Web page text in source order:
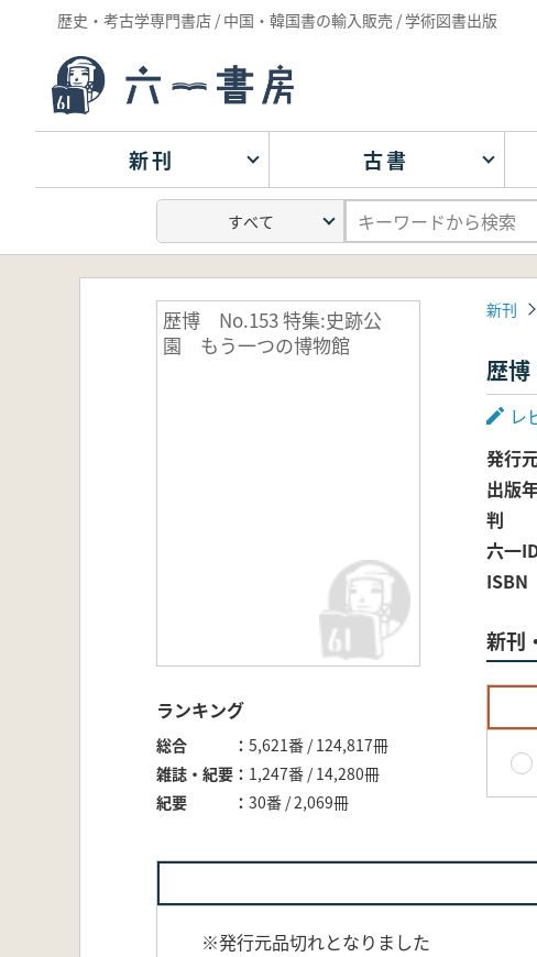
歴史・考古学専門書店 / 中国・韓国書の輸入販売 / 学術図書出版
新刊 古書
歴博 No.153 特集:史跡公
園 もう一つの博物館
ランキング
総合
5,621番 / 124,817冊
雑誌・紀要
1,247番 / 14,280冊
紀要
30番 / 2,069冊
新刊
歴
レ
発行
出版
判
六一
ISBN
新刊
※発行元品切れとなりました